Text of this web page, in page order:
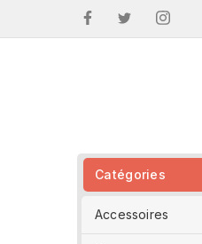
Facebook
Twitter
Catégories
Accessoires